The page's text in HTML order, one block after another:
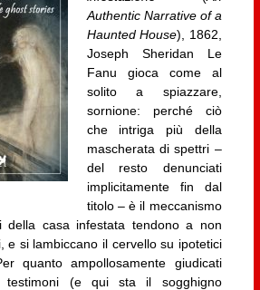
Authentic Narrative of a
Haunted House), 1862,
Joseph Sheridan Le
Fanu gioca come al
solito a spiazzare,
sornione: perché ciò
che intriga più della
mascherata di spettri –
del resto denunciati
implicitamente fin dal
titolo – è il meccanismo
della casa infestata tendono a non
e si lambiccano il cervello su ipotetici
quanto ampollosamente giudicati
testimoni (e qui sta il sogghigno